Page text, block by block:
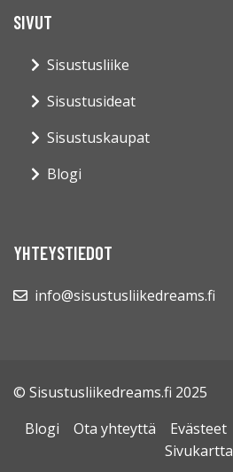
SIVUT
Sisustusliike
Sisustusideat
Sisustuskaupat
Blogi
YHTEYSTIEDOT
info@sisustusliikedreams.fi
© Sisustusliikedreams.fi 2025
Blogi
Ota yhteyttä Evästeet
Sivukartta